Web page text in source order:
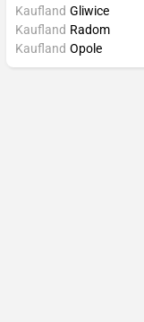
Kaufland Gliwice
Kaufland Radom
Kaufland Opole